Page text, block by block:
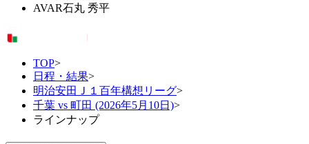
AVAR石丸 秀平
TOP>
日程・結果>
明治安田Ｊ１百年構想リーグ>
千葉 vs 町田 (2026年5月10日)>
ラインナップ